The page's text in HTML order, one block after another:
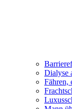
Dialyse
Fähren,